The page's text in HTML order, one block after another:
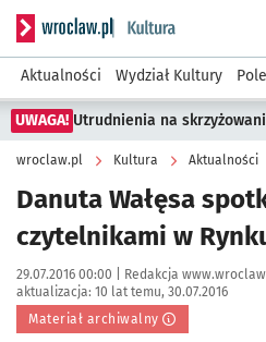
Serwis informacyjny wroclaw.pl
Aktualności Wydział Kultury
UWAGA! Utrudnienia na
wroclaw.pl Kultura Aktualności
Danuta Wałęsa
czytelnikami w
Data publikacji:
29.07.2016 00:00 | Autor:
Redakcja
aktualizacja: 10 lat temu, 30.07.2016
Materiał archiwalny